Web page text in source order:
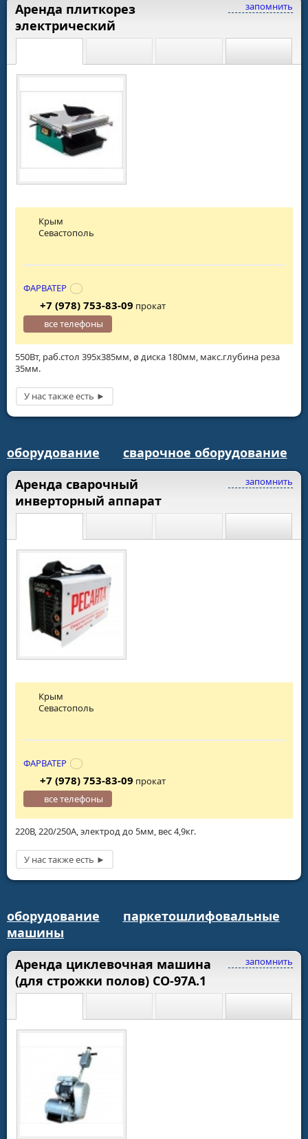
запомнить
Аренда плиткорез
электрический
550Вт, раб.стол 395х385мм, ø диска 180мм, макс.глубина реза
35мм.
Крым
Севастополь
ФАРВАТЕР
+7 (978) 753-83-09 прокат
все телефоны
оборудование сварочное оборудование
запомнить
Аренда сварочный
инверторный аппарат
220В, 220/250А, электрод до 5мм, вес 4,9кг.
Крым
Севастополь
ФАРВАТЕР
+7 (978) 753-83-09 прокат
все телефоны
оборудование
паркетошлифовальные
машины
запомнить
Аренда циклевочная машина
(для строжки полов) СО-97А.1